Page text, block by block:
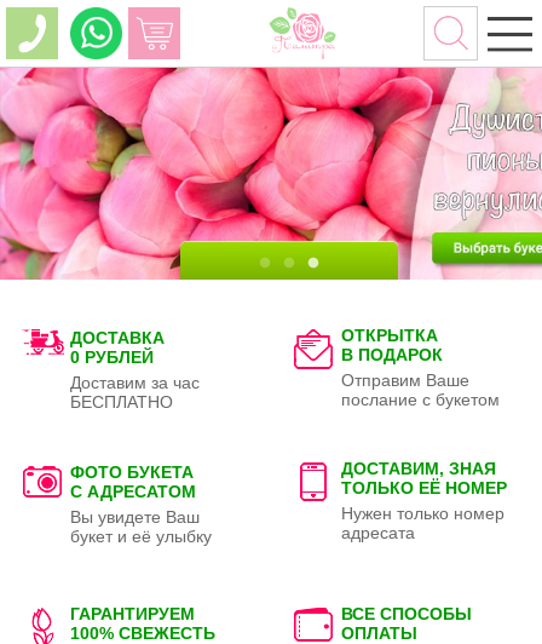
ДОСТАВКА
0 РУБЛЕЙ
Доставим за час
БЕСПЛАТНО
ОТКРЫТКА
В ПОДАРОК
Отправим Ваше
послание с букетом
ФОТО БУКЕТА
С АДРЕСАТОМ
Вы увидете Ваш
букет и её улыбку
ДОСТАВИМ, ЗНАЯ
ТОЛЬКО ЕЁ НОМЕР
Нужен только номер
адресата
ГАРАНТИРУЕМ
100% СВЕЖЕСТЬ
ВСЕ СПОСОБЫ
ОПЛАТЫ